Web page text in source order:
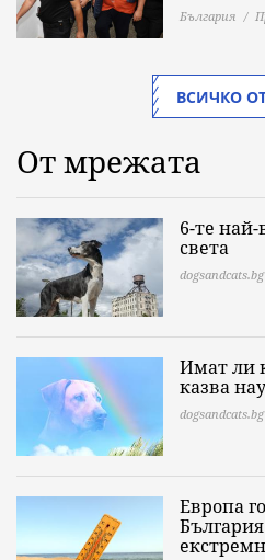
България
ВСИЧКО
От мрежата
6-те
света
dogsandcats.bg
Имат ли
казва
dogsandcats.bg
Европа